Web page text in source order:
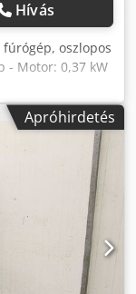
Hívás
oszlopos
- Motor: 0,37 kW
x 295 mm -
mm - Kinyúlás:
Ungopfx Ahcof -
Apróhirdetés